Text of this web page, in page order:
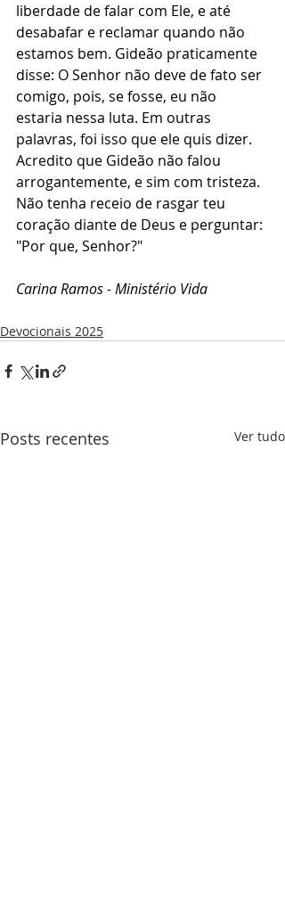
liberdade de falar com Ele, e até
desabafar e reclamar quando não
estamos bem. Gideão praticamente
disse: O Senhor não deve de fato ser
comigo, pois, se fosse, eu não
estaria nessa luta. Em outras
palavras, foi isso que ele quis dizer.
Acredito que Gideão não falou
arrogantemente, e sim com tristeza.
Não tenha receio de rasgar teu
coração diante de Deus e perguntar:
"Por que, Senhor?"
Carina Ramos - Ministério Vida
Devocionais 2025
Posts recentes Ver tudo